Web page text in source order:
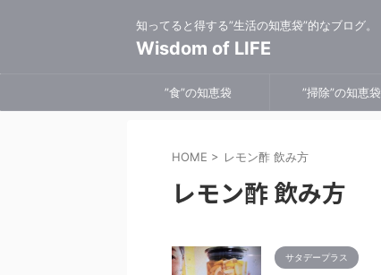
知ってると得する”生活の知恵袋”的なブログ。
Wisdom of LIFE
”食”の知恵袋 ”掃除”の知恵袋
HOME > レモン酢 飲み方
レモン酢 飲み方
サタデープラス